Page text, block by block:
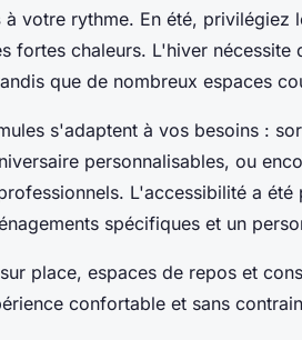
à votre rythme. En été, privilégiez
fortes chaleurs. L'hiver
que de nombreux espaces
s'adaptent à vos besoins :
personnalisables, ou
L'accessibilité a
spécifiques et un
place, espaces de repos et
confortable et sans